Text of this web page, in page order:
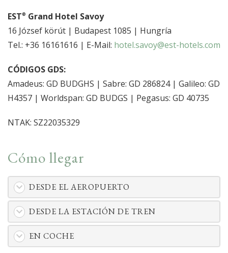
EST
Grand Hotel Savoy
16 József körút | Budapest 1085 | Hungría
Tel.: +36 16161616 | E-Mail: hotel.savoy@est-hotels.com
CÓDIGOS GDS:
Amadeus: GD BUDGHS | Sabre: GD 286824 | Galileo: GD
H4357 | Worldspan: GD BUDGS | Pegasus: GD 40735
NTAK: SZ22035329
Cómo llegar
DESDE EL AEROPUERTO
DESDE LA ESTACIÓN DE TREN
EN COCHE